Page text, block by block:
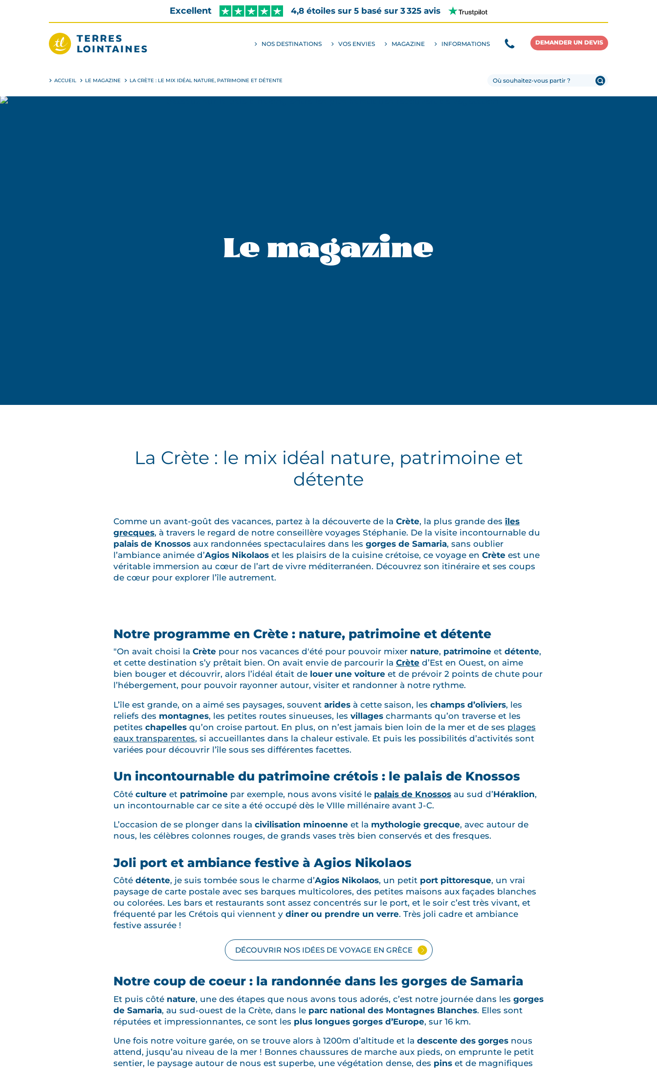
contenu
Excellent 4,8 étoiles sur 5 basé sur 3 325 avis
NOS DESTINATIONS
ALLER
VOS ENVIES MAGAZINE INFORMATIONS DEMANDER UN DEVIS
ACCUEIL LE MAGAZINE LA CRÈTE : LE MIX IDÉAL NATURE, PATRIMOINE ET DÉTENTE
Le magazine
La Crète : le mix idéal nature, patrimoine et
détente
Comme un avant-goût des vacances, partez à la découverte de la Crète, la plus grande desîles
grecques, à travers le regard de notre conseillère voyages Stéphanie. De la visite incontournable du
palais de Knossos aux randonnées spectaculaires dans les gorges de Samaria, sans oublier
l’ambiance animée d’Agios Nikolaos et les plaisirs de la cuisine crétoise, ce voyage en Crète est une
véritable immersion au cœur de l’art de vivre méditerranéen. Découvrez son itinéraire et ses coups
de cœur pour explorer l’île autrement.
Notre programme en Crète : nature, patrimoine et détente
"On avait choisi la Crète pour nos vacances d'été pour pouvoir mixer nature, patrimoine et détente,
et cette destination s’y prêtait bien. On avait envie de parcourir la Crète d’Est en Ouest, on aime
bien bouger et découvrir, alors l’idéal était de louer une voiture et de prévoir 2 points de chute pour
l’hébergement, pour pouvoir rayonner autour, visiter et randonner à notre rythme.
L’île est grande, on a aimé ses paysages, souvent arides à cette saison, les champs d’oliviers, les
reliefs des montagnes, les petites routes sinueuses, les villages charmants qu’on traverse et les
petites chapelles qu’on croise partout. En plus, on n’est jamais bien loin de la mer et de ses plages
eaux transparentes, si accueillantes dans la chaleur estivale. Et puis les possibilités d’activités sont
variées pour découvrir l’île sous ses différentes facettes.
Un incontournable du patrimoine crétois : le palais de Knossos
Côté culture et patrimoine par exemple, nous avons visité le palais de Knossos au sud d’Héraklion,
un incontournable car ce site a été occupé dès le VIIIe millénaire avant J-C.
L’occasion de se plonger dans la civilisation minoenne et la mythologie grecque, avec autour de
nous, les célèbres colonnes rouges, de grands vases très bien conservés et des fresques.
Joli port et ambiance festive à Agios Nikolaos
Côté détente, je suis tombée sous le charme d’Agios Nikolaos, un petit port pittoresque, un vrai
paysage de carte postale avec ses barques multicolores, des petites maisons aux façades blanches
ou colorées. Les bars et restaurants sont assez concentrés sur le port, et le soir c’est très vivant, et
fréquenté par les Crétois qui viennent y diner ou prendre un verre. Très joli cadre et ambiance
festive assurée !
DÉCOUVRIR NOS IDÉES DE VOYAGE EN GRÈCE
Notre coup de coeur : la randonnée dans les gorges de Samaria
Et puis côté nature, une des étapes que nous avons tous adorés, c’est notre journée dans les gorges
de Samaria, au sud-ouest de la Crète, dans le parc national des Montagnes Blanches. Elles sont
réputées et impressionnantes, ce sont les plus longues gorges d’Europe, sur 16 km.
Une fois notre voiture garée, on se trouve alors à 1200m d’altitude et la descente des gorges nous
attend, jusqu’au niveau de la mer ! Bonnes chaussures de marche aux pieds, on emprunte le petit
sentier, le paysage autour de nous est superbe, une végétation dense, des pins et de magnifiques